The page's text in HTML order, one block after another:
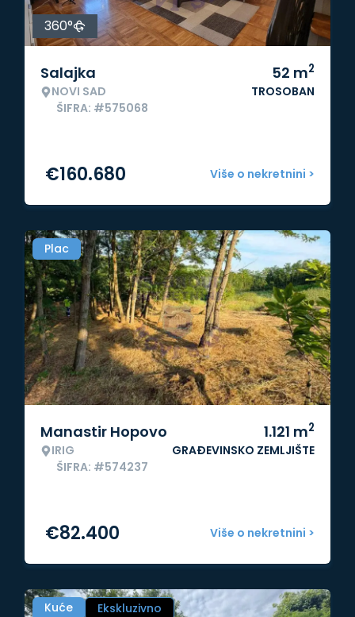
360°
Salajka
NOVI SAD
ŠIFRA: #575068
52 m2
TROSOBAN
Više o nekretnini >
€160.680
Plac
Manastir Hopovo
IRIG
ŠIFRA: #574237
1.121 m2
GRAĐEVINSKO ZEMLJIŠTE
Više o nekretnini >
€82.400
Kuće Ekskluzivno